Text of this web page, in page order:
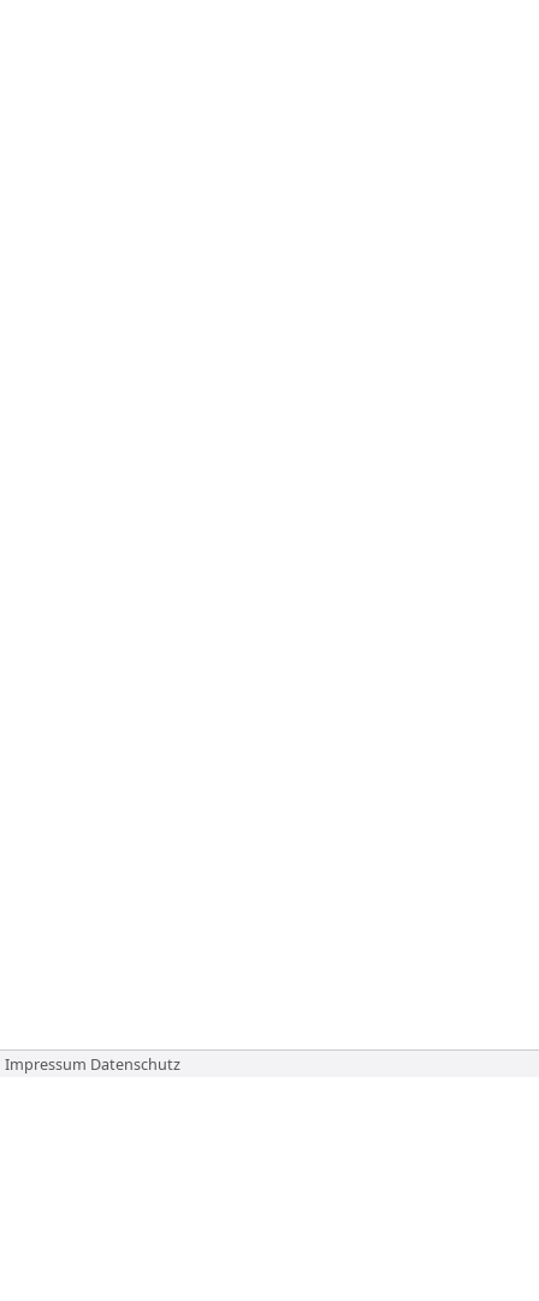
Impressum Datenschutz